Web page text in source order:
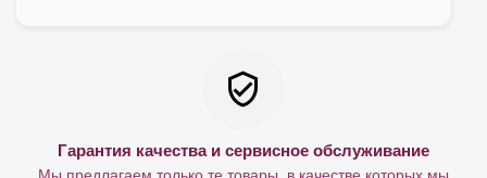
Гарантия качества и сервисное обслуживание